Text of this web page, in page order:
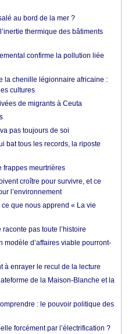
au bord de la mer ?
thermique des bâtiments
confirme la pollution liée
la chenille légionnaire africaine :
cultures
de migrants à Ceuta
pas toujours de soi
bat tous les records, la riposte
frappes meurtrières
croître pour survivre, et ce
l’environnement
que nous apprend « La vie
pas toute l’histoire
modèle d’affaires viable pourront-
à enrayer le recul de la lecture
de la Maison-Blanche et la
: le pouvoir politique des
forcément par l’électrification ?